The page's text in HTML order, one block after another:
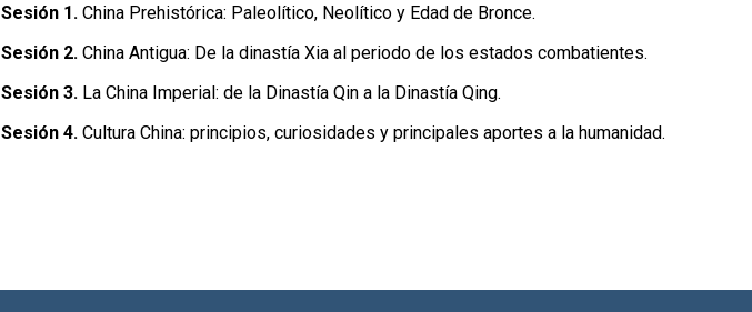
Sesión 1. China Prehistórica: Paleolítico, Neolítico y Edad de Bronce.
Sesión 2. China Antigua: De la dinastía Xia al periodo de los estados combatientes.
Sesión 3. La China Imperial: de la Dinastía Qin a la Dinastía Qing.
Sesión 4. Cultura China: principios, curiosidades y principales aportes a la humanidad.